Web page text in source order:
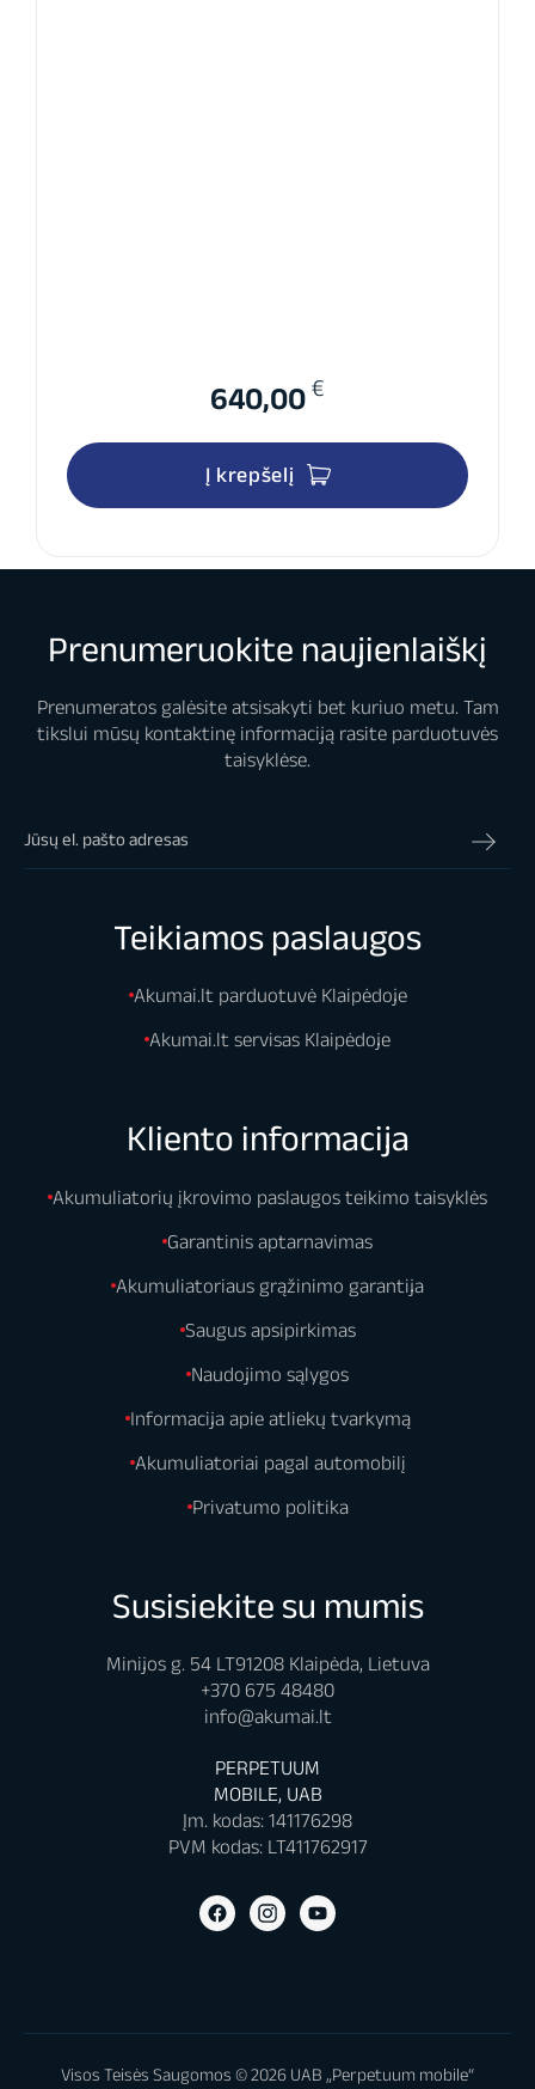
640,00 €
Į krepšelį
Prenumeruokite naujienlaiškį
Prenumeratos galėsite atsisakyti bet kuriuo metu. Tam
tikslui mūsų kontaktinę informaciją rasite parduotuvės
taisyklėse.
Teikiamos paslaugos
Akumai.lt parduotuvė Klaipėdoje
Akumai.lt servisas Klaipėdoje
Kliento informacija
Akumuliatorių įkrovimo paslaugos teikimo taisyklės
Garantinis aptarnavimas
Akumuliatoriaus grąžinimo garantija
Saugus apsipirkimas
Naudojimo sąlygos
Informacija apie atliekų tvarkymą
Akumuliatoriai pagal automobilį
Privatumo politika
Susisiekite su mumis
Minijos g. 54 LT91208 Klaipėda, Lietuva
+370 675 48480
info@akumai.lt
PERPETUUM
MOBILE, UAB
Įm. kodas: 141176298
PVM kodas: LT411762917
Visos Teisės Saugomos © 2026 UAB „Perpetuum mobile“